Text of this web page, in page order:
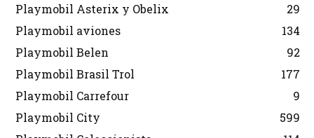
Playmobil Asterix y Obelix
29
Playmobil aviones
134
Playmobil Belen
92
Playmobil Brasil Trol
177
Playmobil Carrefour
9
Playmobil City
599